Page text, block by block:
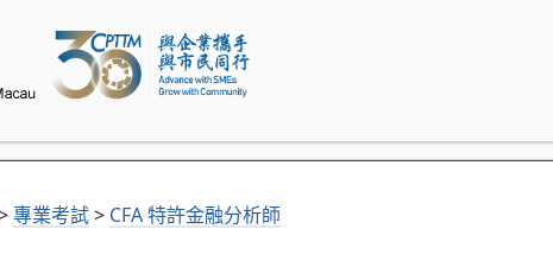
專業考試> CFA 特許金融分析師